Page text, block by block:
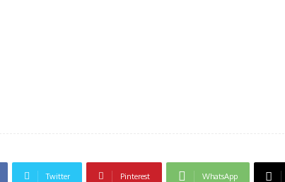
Twitter Pinterest WhatsApp